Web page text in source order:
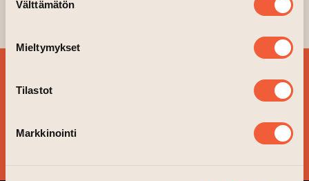
valinta
Välttämätön
Mieltymykset
Tilastot
Markkinointi
SIGN UP FOR OUR
NEWSLETTER!